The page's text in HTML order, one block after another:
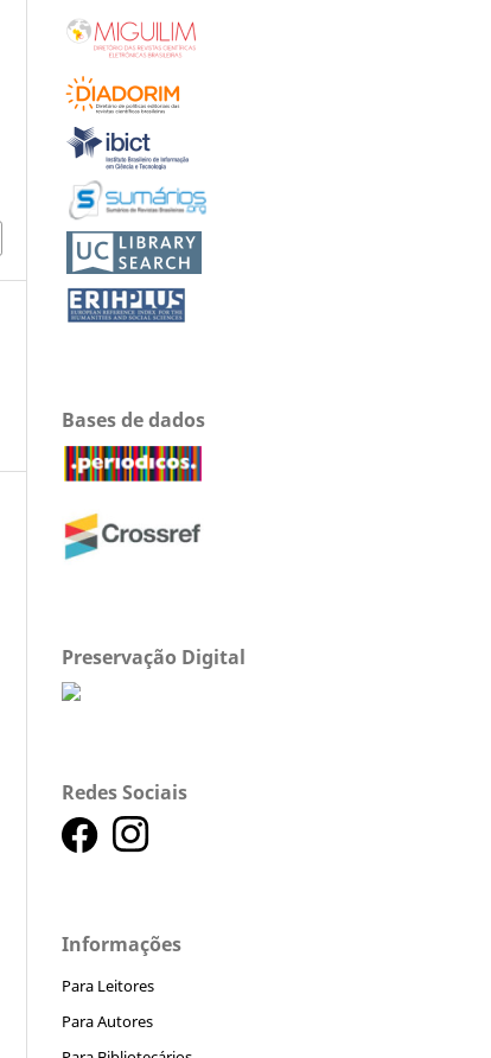
Bases de dados
Preservação Digital
Redes Sociais
Informações
Para Leitores
Para Autores